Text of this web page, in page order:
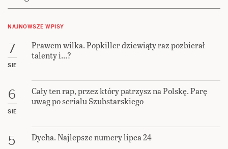
NAJNOWSZE WPISY
7
SIE
Prawem wilka. Popkiller dziewiąty raz pozbierał
talenty i…?
6
SIE
Cały ten rap, przez który patrzysz na Polskę. Parę
uwag po serialu Szubstarskiego
5 Dycha. Najlepsze numery lipca 24